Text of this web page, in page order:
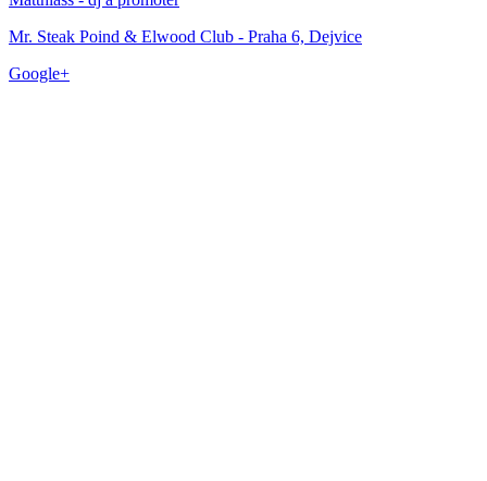
Mr. Steak Poind & Elwood Club - Praha 6, Dejvice
Google+